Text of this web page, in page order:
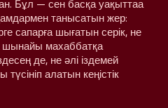
Бұл — сен басқа уақыттаа
танысатын жер:
сапарға шығатын серік, не
махаббатқа
де, не әлі іздемей
алатын кеңістік